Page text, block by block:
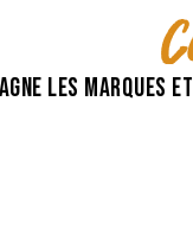
les